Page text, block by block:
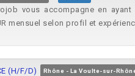
vous accompagne en
mensuel selon profil et
(H/F/D) Rhône - La Voulte-sur-